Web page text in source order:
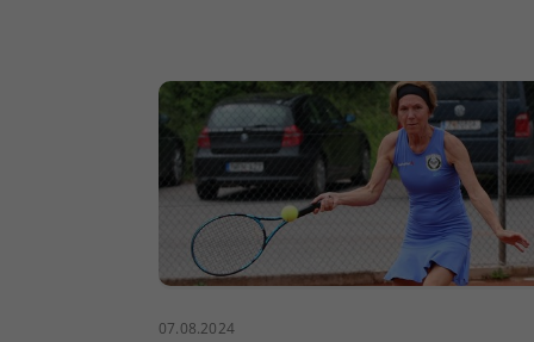
07.08.2024